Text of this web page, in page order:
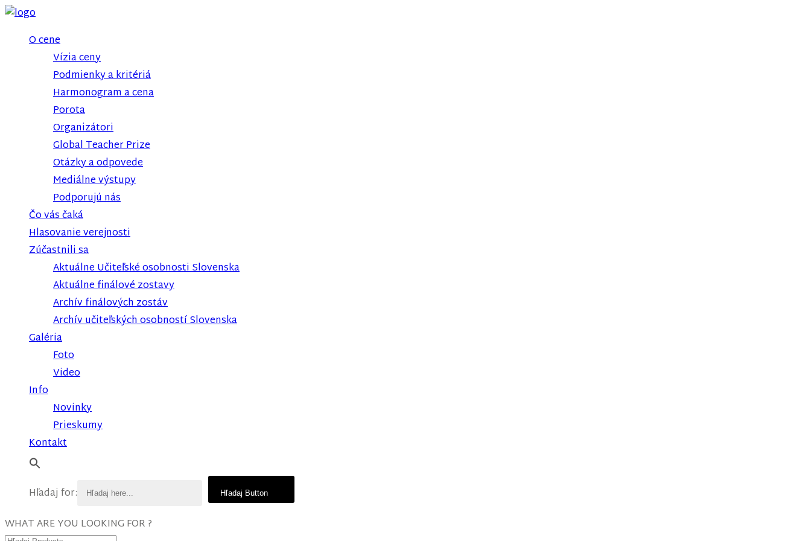
O cene
Vízia ceny
Podmienky a kritériá
Harmonogram a cena
Porota
Organizátori
Global Teacher Prize
Otázky a odpovede
Mediálne výstupy
Podporujú nás
Čo vás čaká
Hlasovanie verejnosti
Zúčastnili sa
Aktuálne Učiteľské osobnosti Slovenska
Aktuálne finálové zostavy
Archív finálových zostáv
Archív učiteľských osobností Slovenska
Galéria
Foto
Video
Info
Novinky
Prieskumy
Kontakt
Hľadaj for: Hľadaj Button
WHAT ARE YOU LOOKING FOR ?